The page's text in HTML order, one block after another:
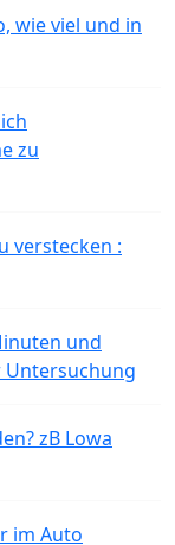
wie viel und in
zu
verstecken :
und
Untersuchung
zB Lowa
im Auto